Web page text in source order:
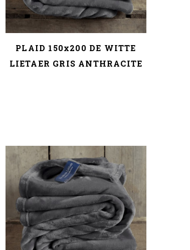
PLAID 150x200 DE WITTE
LIETAER GRIS ANTHRACITE